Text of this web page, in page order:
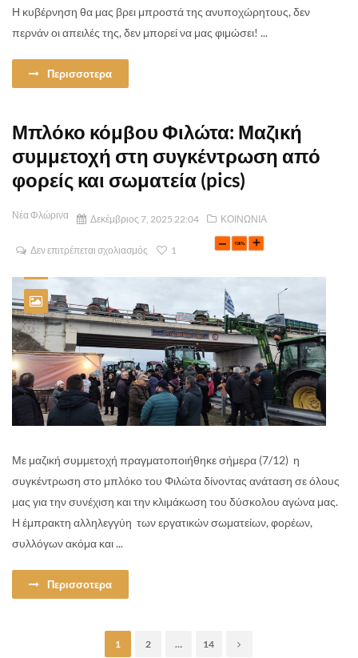
Η κυβέρνηση θα μας βρει μπροστά της ανυποχώρητους, δεν
περνάν οι απειλές της, δεν μπορεί να μας φιμώσει! ...
Περισσοτερα
Μπλόκο κόμβου Φιλώτα: Μαζική
συμμετοχή στη συγκέντρωση από
φορείς και σωματεία (pics)
Νέα Φλώρινα Δεκέμβριος 7, 2025 22:04 ΚΟΙΝΩΝΙΑ
Δεν επιτρέπεται σχολιασμός 1
Με μαζική συμμετοχή πραγματοποιήθηκε σήμερα (7/12) η
συγκέντρωση στο μπλόκο του Φιλώτα δίνοντας ανάταση σε όλους
μας για την συνέχιση και την κλιμάκωση του δύσκολου αγώνα μας.
Η έμπρακτη αλληλεγγύη των εργατικών σωματείων, φορέων,
συλλόγων ακόμα και ...
Περισσοτερα
1 2 … 14